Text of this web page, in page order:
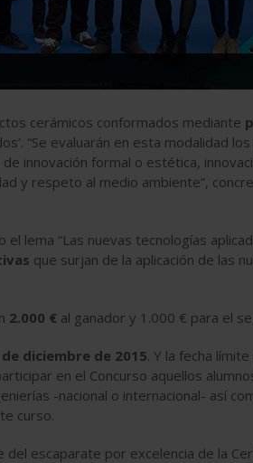
cerámicos conformados mediante
“Se evaluarán en esta modalidad
innovación formal o estética,
y respeto al medio ambiente”,
lema “Las nuevas tecnologías
que surjan de la aplicación de las
2.000 € al ganador y 1.000 € para el
de diciembre de 2015. Y la fecha
en el Concurso aquellos
-nacional o internacional- así
curso.
escaparate por excelencia de la